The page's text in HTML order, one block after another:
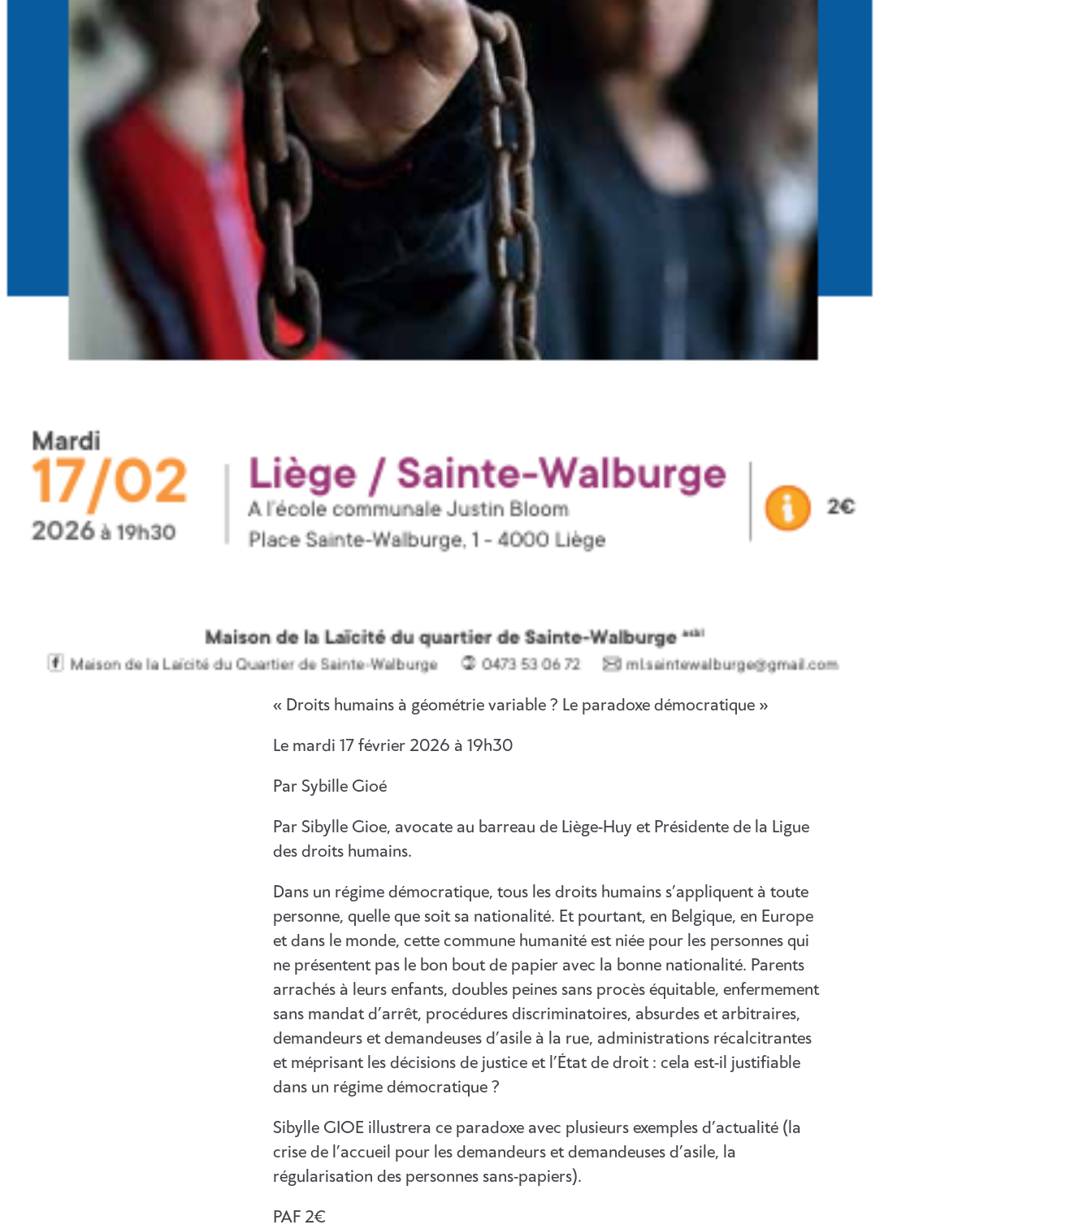
« Droits humains à géométrie variable ? Le paradoxe démocratique »
Le mardi 17 février 2026 à 19h30
Par Sybille Gioé
Par Sibylle Gioe, avocate au barreau de Liège-Huy et Présidente de la Ligue
des droits humains.
Dans un régime démocratique, tous les droits humains s’appliquent à toute
personne, quelle que soit sa nationalité. Et pourtant, en Belgique, en Europe
et dans le monde, cette commune humanité est niée pour les personnes qui
ne présentent pas le bon bout de papier avec la bonne nationalité. Parents
arrachés à leurs enfants, doubles peines sans procès équitable, enfermement
sans mandat d’arrêt, procédures discriminatoires, absurdes et arbitraires,
demandeurs et demandeuses d’asile à la rue, administrations récalcitrantes
et méprisant les décisions de justice et l’État de droit : cela est-il justifiable
dans un régime démocratique ?
Sibylle GIOE illustrera ce paradoxe avec plusieurs exemples d’actualité (la
crise de l’accueil pour les demandeurs et demandeuses d’asile, la
régularisation des personnes sans-papiers).
PAF 2€